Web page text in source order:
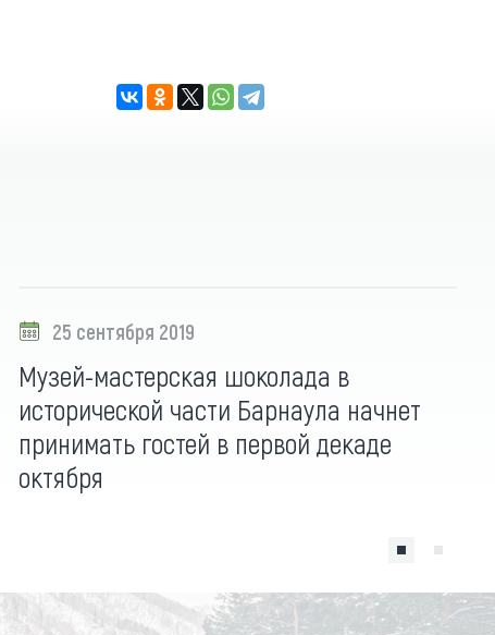
25 сентября 2019
Музей-мастерская шоколада в
исторической части Барнаула начнет
принимать гостей в первой декаде
октября